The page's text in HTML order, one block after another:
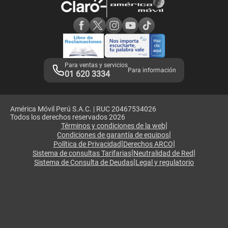
Adquirientes iPhone 6, 6S y SE
Mensaje de Seguridad
Términos y Condiciones de Tienda Claro
Libro de Reclamaciones
Legales de marketplace
Para ventas y servicios
01 620 3334 Para información
América Móvil Perú S.A.C. | RUC 20467534026
Todos los derechos reservados 2026
Términos y condiciones de la web|
Condiciones de garantía de equipos|
Política de Privacidad|Derechos ARCO|
Sistema de consultas Tarifarias|Neutralidad de Red|
Sistema de Consulta de Deudas|Legal y regulatorio